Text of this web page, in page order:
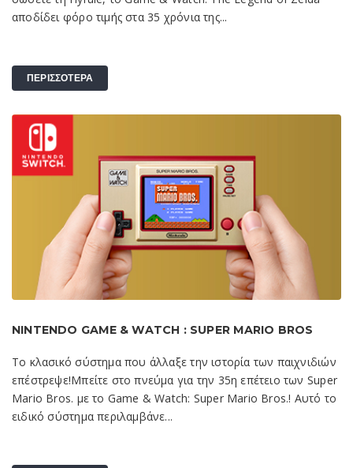
αποδίδει φόρο τιμής στα 35 χρόνια της...
ΠΕΡΙΣΣΟΤΕΡΑ
NINTENDO GAME & WATCH : SUPER MARIO BROS
Το κλασικό σύστημα που άλλαξε την ιστορία των παιχνιδιών
επέστρεψε!Μπείτε στο πνεύμα για την 35η επέτειο των Super
Mario Bros. με το Game & Watch: Super Mario Bros.! Αυτό το
ειδικό σύστημα περιλαμβάνε...